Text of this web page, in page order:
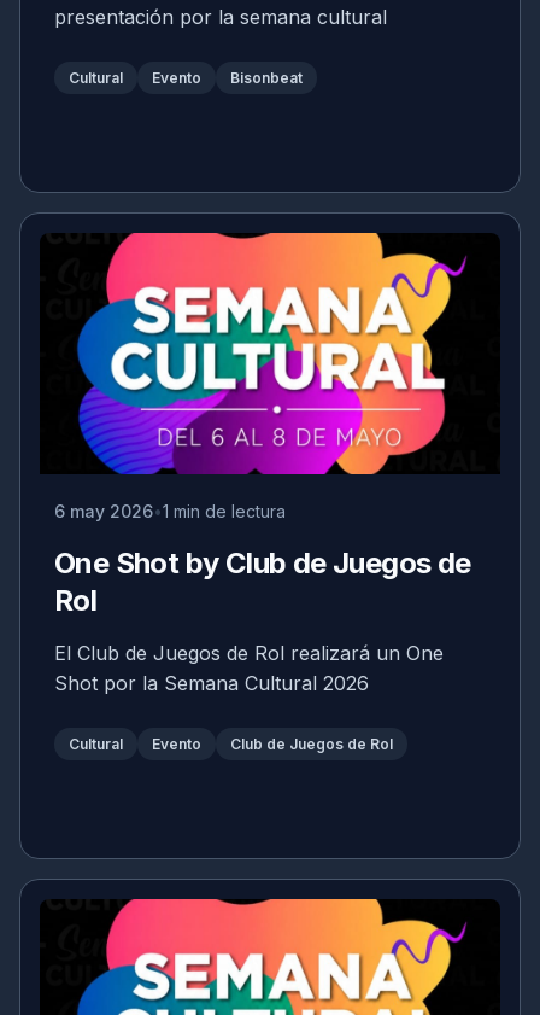
presentación por la semana cultural
Cultural Evento Bisonbeat
6 may 2026 1 min de lectura
One Shot by Club de Juegos de
Rol
El Club de Juegos de Rol realizará un One
Shot por la Semana Cultural 2026
Cultural Evento Club de Juegos de Rol